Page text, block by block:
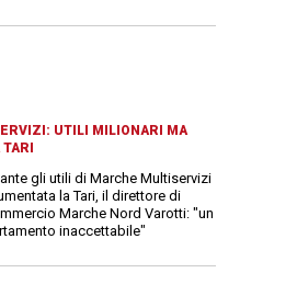
UTILI MILIONARI MA
gli utili di Marche Multiservizi
la Tari, il direttore di
Marche Nord Varotti: "un
inaccettabile"